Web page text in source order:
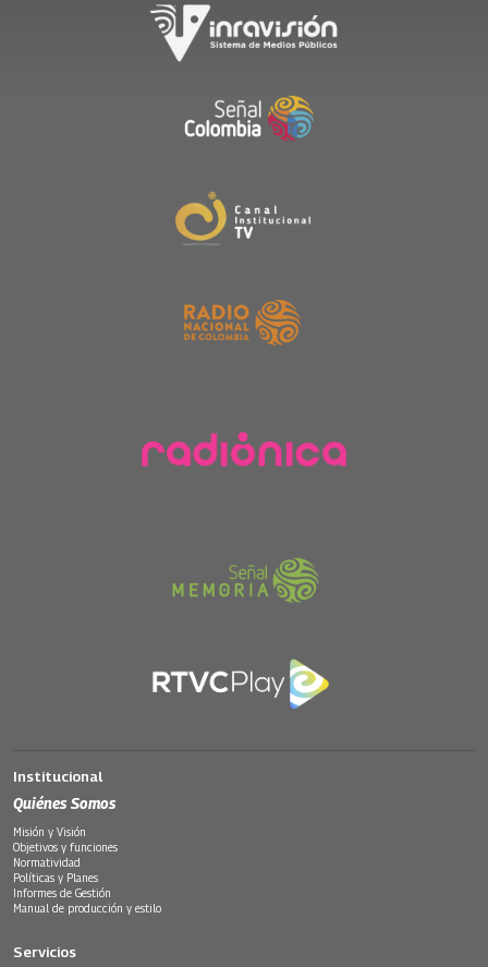
Institucional
Quiénes Somos
Misión y Visión
Objetivos y funciones
Normatividad
Políticas y Planes
Informes de Gestión
Manual de producción y estilo
Servicios